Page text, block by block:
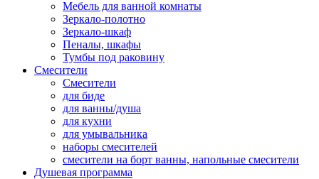
Мебель для ванной комнаты
Зеркало-полотно
Зеркало-шкаф
Пеналы, шкафы
Тумбы под раковину
Смесители
Смесители
для биде
для ванны/душа
для кухни
для умывальника
наборы смесителей
смесители на борт ванны, напольные смесители
Душевая программа